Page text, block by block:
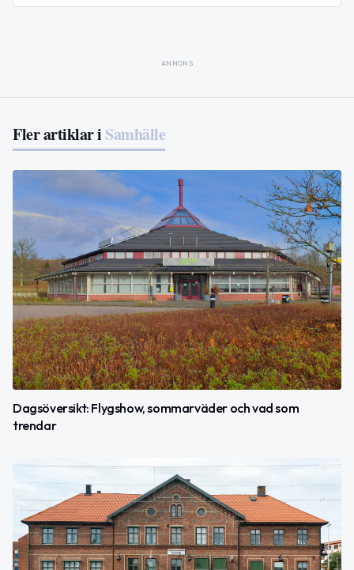
ANNONS
Fler artiklar i Samhälle
Dagsöversikt: Flygshow, sommarväder och vad som
trendar